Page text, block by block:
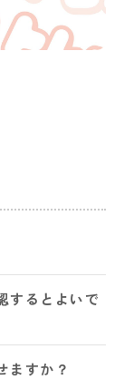
するとよいで
ますか？